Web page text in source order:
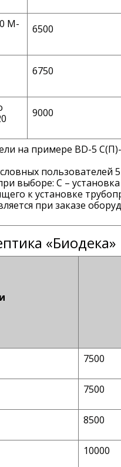
М-
6500
6750
9000
на примере BD-5
пользователей
выборе: С –
к установке
при заказе
«Биодека»
7500
7500
8500
10000